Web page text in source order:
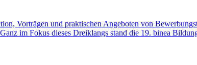
Vorträgen und praktischen Angeboten von
im Fokus dieses Dreiklangs stand die 19. binea